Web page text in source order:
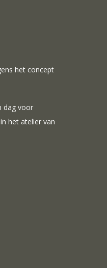
het concept
dag voor
het atelier van